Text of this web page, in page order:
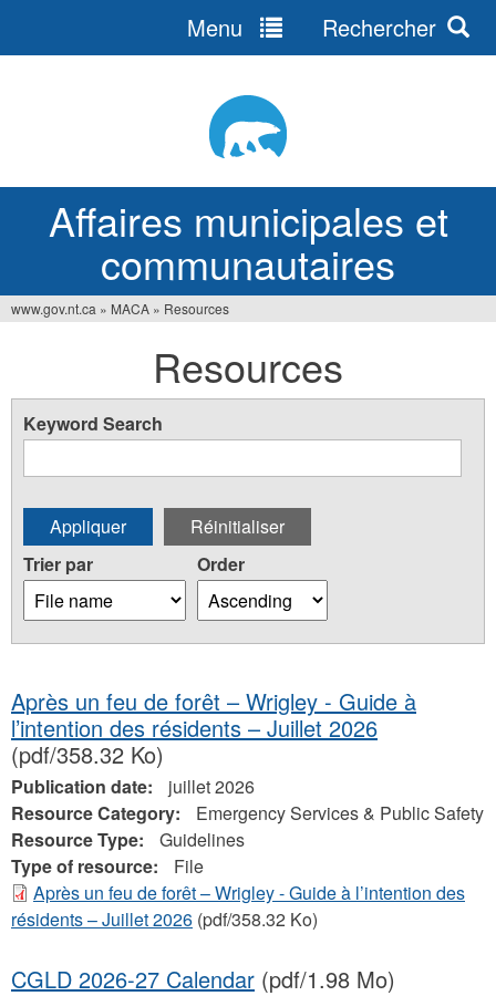
Affaires municipales et
communautaires
Menu Rechercher
ici
www.gov.nt.ca » MACA » Resources
Resources
Keyword Search
Trier par Order
Après un feu de forêt – Wrigley - Guide à
l’intention des résidents – Juillet 2026
(pdf/358.32 Ko)
Publication date:
juillet 2026
Resource Category:
Emergency Services & Public Safety
Resource Type:
Guidelines
Type of resource:
File
Après un feu de forêt – Wrigley - Guide à l’intention des
résidents – Juillet 2026 (pdf/358.32 Ko)
CGLD 2026-27 Calendar (pdf/1.98 Mo)